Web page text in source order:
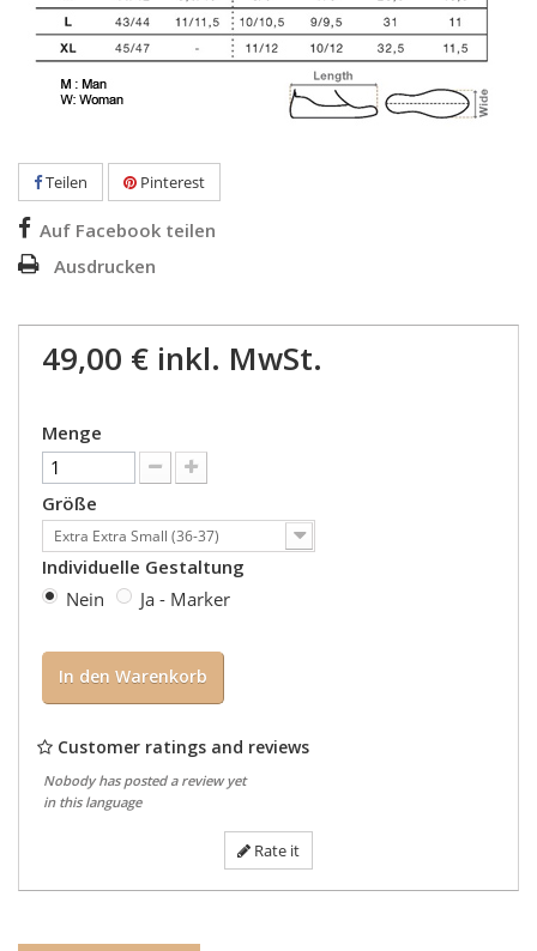
Teilen Pinterest
Auf Facebook teilen
Ausdrucken
49,00 € inkl. MwSt.
Menge
Größe
Extra Extra Small (36-37)
Individuelle Gestaltung
Nein
Ja - Marker
In den Warenkorb
Customer ratings and reviews
Nobody has posted a review yet
in this language
Rate it